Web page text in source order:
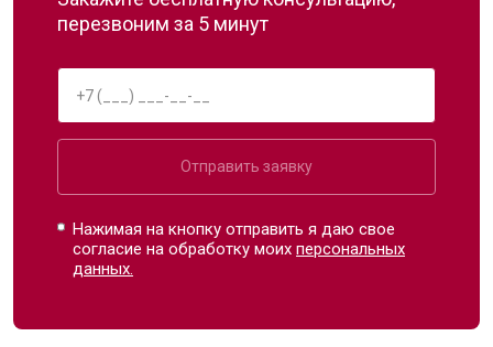
перезвоним за 5 минут
Отправить заявку
Нажимая на кнопку отправить я даю свое
согласие на обработку моихперсональных
данных.